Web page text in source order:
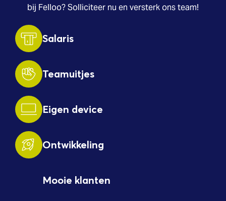
bij Felloo? Solliciteer nu en versterk ons team!
Salaris
Teamuitjes
Eigen device
Ontwikkeling
Mooie klanten